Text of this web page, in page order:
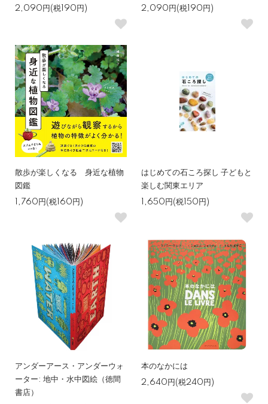
2,090円(税190円)
2,090円(税190円)
散歩が楽しくなる 身近な植物
図鑑
1,760円(税160円)
はじめての石ころ探し 子どもと
楽しむ関東エリア
1,650円(税150円)
アンダーアース・アンダーウォ
ーター: 地中・水中図絵（徳間
書店）
本のなかには
2,640円(税240円)